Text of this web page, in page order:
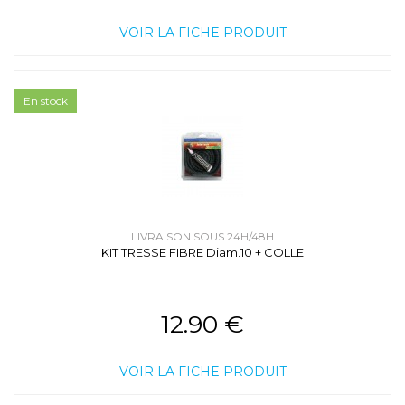
VOIR LA FICHE PRODUIT
LIVRAISON SOUS 24H/48H
KIT TRESSE FIBRE Diam.10 + COLLE
12.90 €
VOIR LA FICHE PRODUIT
En stock